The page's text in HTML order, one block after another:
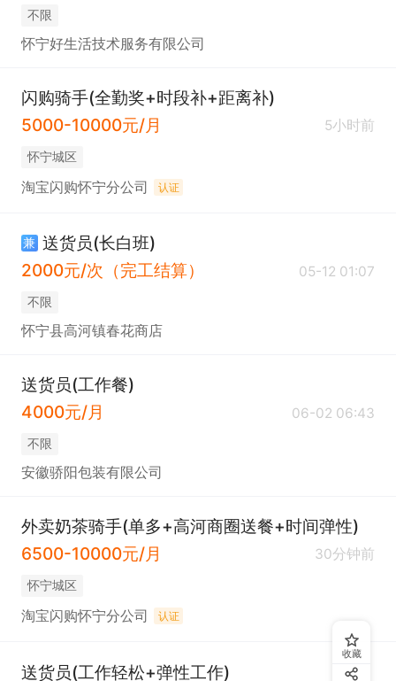
不限
怀宁好生活技术服务有限公司
闪购骑手(全勤奖+时段补+距离补)
5000-10000元/月
5小时前
怀宁城区
淘宝闪购怀宁分公司 认证
兼 送货员(长白班)
2000元/次（完工结算）
05-12 01:07
不限
怀宁县高河镇春花商店
送货员(工作餐)
4000元/月
06-02 06:43
不限
安徽骄阳包装有限公司
外卖奶茶骑手(单多+高河商圈送餐+时间弹性)
6500-10000元/月
30分钟前
怀宁城区
淘宝闪购怀宁分公司 认证
送货员(工作轻松+弹性工作)
收藏